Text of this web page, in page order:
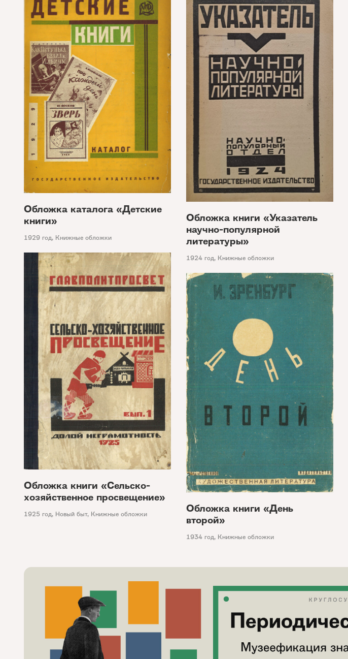
Обложка каталога «Детские
книги»
1929 год, Книжные обложки
Обложка книги «Указатель
научно-популярной
литературы»
1924 год, Книжные обложки
Обложка книги «Сельско-
хозяйственное просвещение»
1925 год, Новый быт, Книжные обложки
Обложка книги «День
второй»
1934 год, Книжные обложки